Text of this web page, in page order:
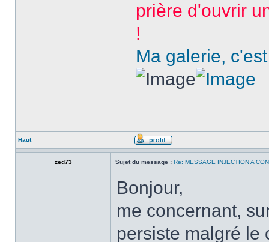
prière d'ouvrir
!
Ma galerie,
Haut
zed73 Sujet du message : Re: MESSAGE INJECTION A
Bonjour,
me concernant,
persiste malgré le